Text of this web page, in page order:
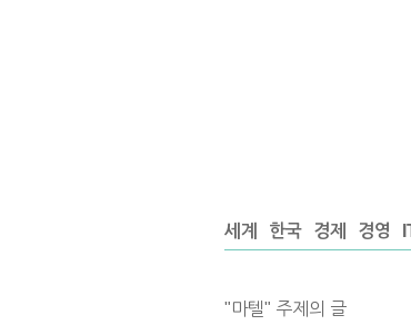
세계 한국 경제 경영
"마텔" 주제의 글